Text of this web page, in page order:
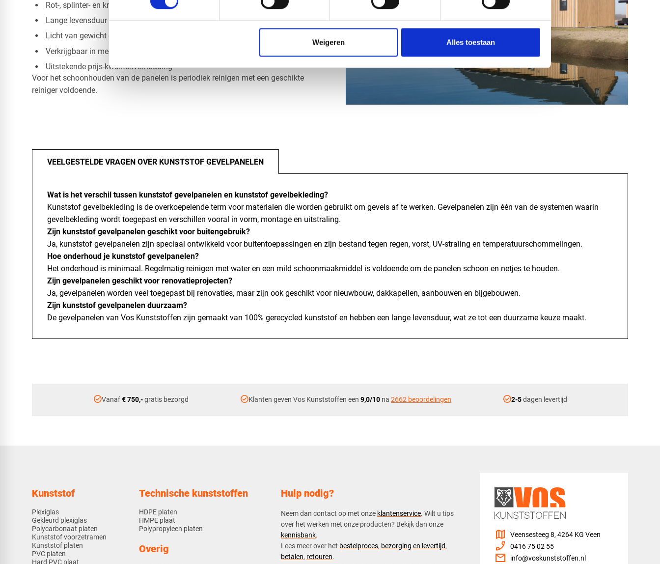
Weigeren Alles toestaan
Rot-, splinter- en kromtrekvrij
Lange levensduur en kleurvast
Licht van gewicht en eenvoudig te monteren
Verkrijgbaar in meerdere kleuren en stijlen
Uitstekende prijs-kwaliteitverhouding
Voor het schoonhouden van de panelen is periodiek reinigen met een geschikte
reiniger voldoende.
VEELGESTELDE VRAGEN OVER KUNSTSTOF GEVELPANELEN
Wat is het verschil tussen kunststof gevelpanelen en kunststof gevelbekleding?
Kunststof gevelbekleding is de overkoepelende term voor materialen die worden gebruikt om gevels af te werken. Gevelpanelen zijn één van de systemen waarin
gevelbekleding wordt toegepast en verschillen vooral in vorm, montage en uitstraling.
Zijn kunststof gevelpanelen geschikt voor buitengebruik?
Ja, kunststof gevelpanelen zijn speciaal ontwikkeld voor buitentoepassingen en zijn bestand tegen regen, vorst, UV-straling en temperatuurschommelingen.
Hoe onderhoud je kunststof gevelpanelen?
Het onderhoud is minimaal. Regelmatig reinigen met water en een mild schoonmaakmiddel is voldoende om de panelen schoon en netjes te houden.
Zijn gevelpanelen geschikt voor renovatieprojecten?
Ja, gevelpanelen worden veel toegepast bij renovaties, maar zijn ook geschikt voor nieuwbouw, dakkapellen, aanbouwen en bijgebouwen.
Zijn kunststof gevelpanelen duurzaam?
De gevelpanelen van Vos Kunststoffen zijn gemaakt van 100% gerecycled kunststof en hebben een lange levensduur, wat ze tot een duurzame keuze maakt.
check_circleVanaf€ 750,-gratis bezorgd check_circleKlanten geven Vos Kunststoffen een 9,0/10 na 2662 beoordelingen check_circle2-5dagen levertijd
Kunststof
Plexiglas
Gekleurd plexiglas
Polycarbonaat platen
Kunststof voorzetramen
Kunststof platen
PVC platen
Hard PVC plaat
Technische kunststoffen
HDPE platen
HMPE plaat
Polypropyleen platen
Overig
Hulp nodig?
Neem dan contact op met onze klantenservice. Wilt u tips
over het werken met onze producten? Bekijk dan onze
kennisbank.
​Lees meer over het bestelproces, bezorging en levertijd,
betalen, retouren.​
map Veensesteeg 8, 4264 KG Veen
phone_enabled 0416 75 02 55
mail info@voskunststoffen.nl